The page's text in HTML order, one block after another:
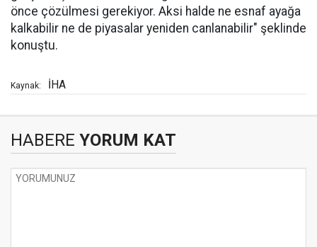
önce çözülmesi gerekiyor. Aksi halde ne esnaf ayağa
kalkabilir ne de piyasalar yeniden canlanabilir" şeklinde
konuştu.
Kaynak: İHA
HABERE YORUM KAT